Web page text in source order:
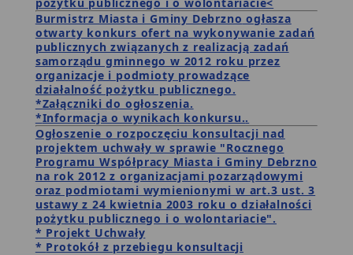
Burmistrz Miasta i Gminy Debrzno ogłasza
otwarty konkurs ofert na wykonywanie zadań
publicznych związanych z realizacją zadań
samorządu gminnego w 2012 roku przez
organizacje i podmioty prowadzące
działalność pożytku publicznego.
*Załączniki do ogłoszenia.
*Informacja o wynikach konkursu..
Ogłoszenie o rozpoczęciu konsultacji nad
projektem uchwały w sprawie "Rocznego
Programu Współpracy Miasta i Gminy Debrzno
na rok 2012 z organizacjami pozarządowymi
oraz podmiotami wymienionymi w art.3 ust. 3
ustawy z 24 kwietnia 2003 roku o działalności
pożytku publicznego i o wolontariacie".
* Projekt Uchwały
* Protokół z przebiegu konsultacji